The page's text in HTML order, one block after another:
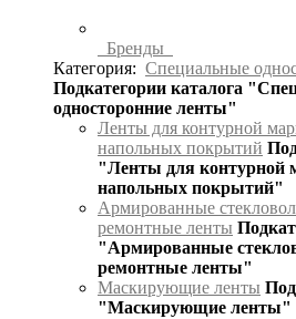
Бренды
Категория: Специальные
Подкатегории каталога
односторонние ленты"
Ленты для контурной
напольных покрытий
"Ленты для контурной
напольных покрытий"
Армированные
ремонтные ленты
"Армированные
ремонтные ленты"
Маскирующие ленты
"Маскирующие ленты"